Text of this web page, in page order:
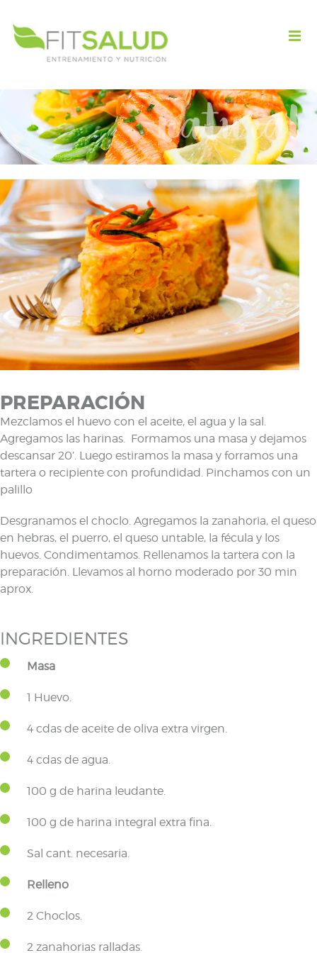
PREPARACIÓN
Mezclamos el huevo con el aceite, el agua y la sal.
Agregamos las harinas. Formamos una masa y dejamos
descansar 20’. Luego estiramos la masa y forramos una
tartera o recipiente con profundidad. Pinchamos con un
palillo
Desgranamos el choclo. Agregamos la zanahoria, el queso
en hebras, el puerro, el queso untable, la fécula y los
huevos. Condimentamos. Rellenamos la tartera con la
preparación. Llevamos al horno moderado por 30 min
aprox.
INGREDIENTES
Masa
1 Huevo.
4 cdas de aceite de oliva extra virgen.
4 cdas de agua.
100 g de harina leudante.
100 g de harina integral extra fina.
Sal cant. necesaria.
Relleno
2 Choclos.
2 zanahorias ralladas.